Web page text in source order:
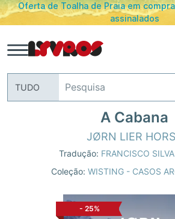
Oferta de Toalha de Praia em
assinalados
TUDO
A Cabana
JØRN LIER
Tradução: FRANCISCO
Coleção:WISTING - CASOS
- 25%